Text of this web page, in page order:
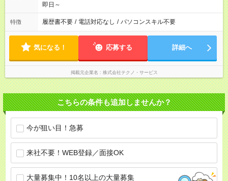
即日～
特徴 履歴書不要 / 電話対応なし / パソコンスキル不要
気になる！ 応募する 詳細へ
掲載元企業名 株式会社テクノ・サービス
こちらの条件も追加しませんか？
今が狙い目！急募
来社不要！WEB登録／面接OK
大量募集中！10名以上の大量募集